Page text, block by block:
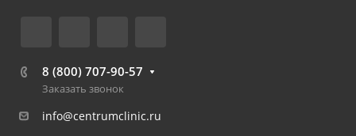
8 (800) 707-90-57
Заказать звонок
info@centrumclinic.ru